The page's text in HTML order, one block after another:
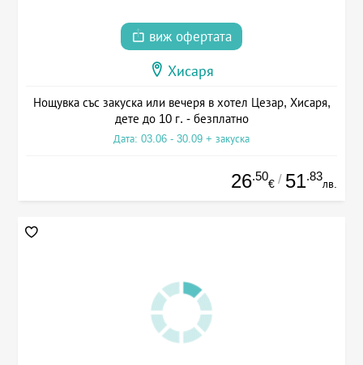
виж офертата
Хисаря
Нощувка със закуска или вечеря в хотел Цезар, Хисаря,
дете до 10 г. - безплатно
Дата: 03.06 - 30.09 + закуска
26.50
€ / 51.83
лв.